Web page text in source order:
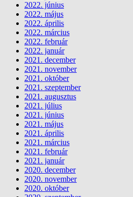
2022. június
2022. május
2022. április
2022. március
2022. február
2022. január
2021. december
2021. november
2021. október
2021. szeptember
2021. augusztus
2021. július
2021. június
2021. május
2021. április
2021. március
2021. február
2021. január
2020. december
2020. november
2020. október